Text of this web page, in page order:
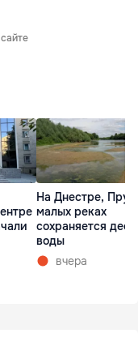
На Днестре,
малых реках
сохраняется
воды
вчера